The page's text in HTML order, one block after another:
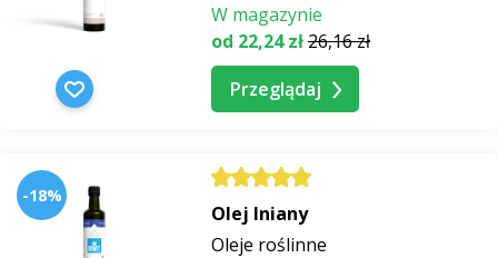
W magazynie
od 22,24 zł26,16 zł
Przeglądaj
-18%
Olej lniany
Oleje roślinne